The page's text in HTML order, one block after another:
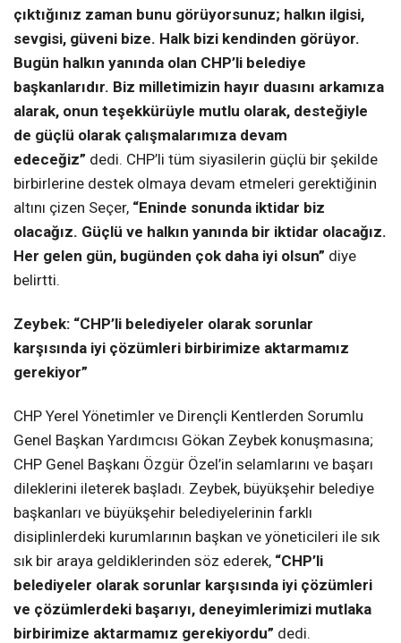
çıktığınız zaman bunu görüyorsunuz; halkın ilgisi,
sevgisi, güveni bize. Halk bizi kendinden görüyor.
Bugün halkın yanında olan CHP’li belediye
başkanlarıdır. Biz milletimizin hayır duasını arkamıza
alarak, onun teşekkürüyle mutlu olarak, desteğiyle
de güçlü olarak çalışmalarımıza devam
edeceğiz” dedi. CHP’li tüm siyasilerin güçlü bir şekilde
birbirlerine destek olmaya devam etmeleri gerektiğinin
altını çizen Seçer, “Eninde sonunda iktidar biz
olacağız. Güçlü ve halkın yanında bir iktidar olacağız.
Her gelen gün, bugünden çok daha iyi olsun” diye
belirtti.
Zeybek: “CHP’li belediyeler olarak sorunlar
karşısında iyi çözümleri birbirimize aktarmamız
gerekiyor”
CHP Yerel Yönetimler ve Dirençli Kentlerden Sorumlu
Genel Başkan Yardımcısı Gökan Zeybek konuşmasına;
CHP Genel Başkanı Özgür Özel’in selamlarını ve başarı
dileklerini ileterek başladı. Zeybek, büyükşehir belediye
başkanları ve büyükşehir belediyelerinin farklı
disiplinlerdeki kurumlarının başkan ve yöneticileri ile sık
sık bir araya geldiklerinden söz ederek, “CHP’li
belediyeler olarak sorunlar karşısında iyi çözümleri
ve çözümlerdeki başarıyı, deneyimlerimizi mutlaka
birbirimize aktarmamız gerekiyordu” dedi.